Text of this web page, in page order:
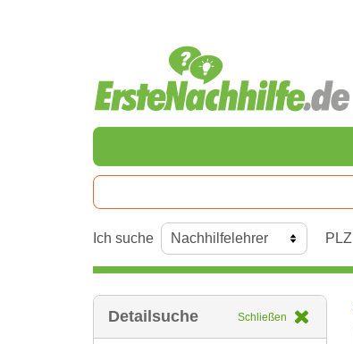
Ich suche PLZ
Detailsuche Schließen